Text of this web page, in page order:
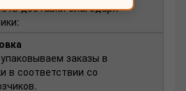
доставки благодаря
заказы в
в соответствии со